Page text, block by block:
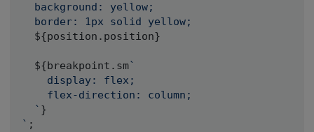
  background: yellow;
  border: 1px solid yellow;
${position . position}
${breakpoint . sm`
    display: flex;
    flex-direction: column;
` }
` ;